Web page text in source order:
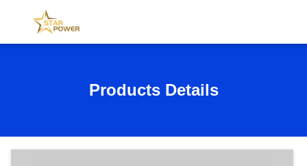
Products Details